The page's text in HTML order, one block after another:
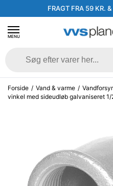
FRAGT FRA 59 KR.
MENU
Forside / Vand & varme /
vinkel med sideudløb galvaniseret 1/